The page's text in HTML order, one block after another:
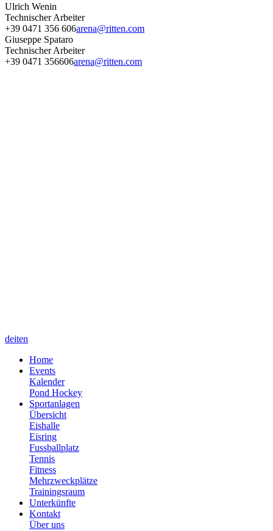
Ulrich Wenin
Technischer Arbeiter
+39 0471 356 606arena@ritten.com
Giuseppe Spataro
Technischer Arbeiter
+39 0471 356606arena@ritten.com
deiten
Home
Events
Kalender
Pond Hockey
Sportanlagen
Übersicht
Eishalle
Eisring
Fussballplatz
Tennis
Fitness
Mehrzweckplätze
Trainingsraum
Unterkünfte
Kontakt
Über uns